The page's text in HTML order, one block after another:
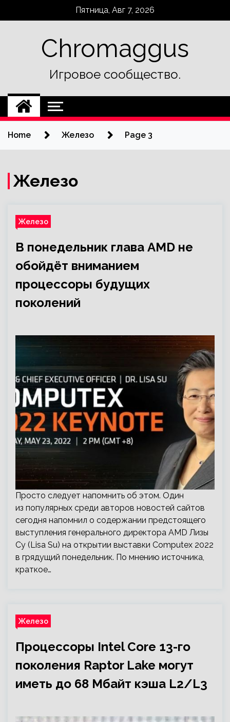
Пятница, Авг 7, 2026
Chromaggus
Игровое сообщество.
Home Железо Page 3
Железо
Железо
В понедельник глава AMD не
обойдёт вниманием
процессоры будущих
поколений
Просто следует напомнить об этом. Один
из популярных среди авторов новостей сайтов
сегодня напомнил о содержании предстоящего
выступления генерального директора AMD Лизы
Су (Lisa Su) на открытии выставки Computex 2022
в грядущий понедельник. По мнению источника,
краткое…
Железо
Процессоры Intel Core 13-го
поколения Raptor Lake могут
иметь до 68 Мбайт кэша L2/L3